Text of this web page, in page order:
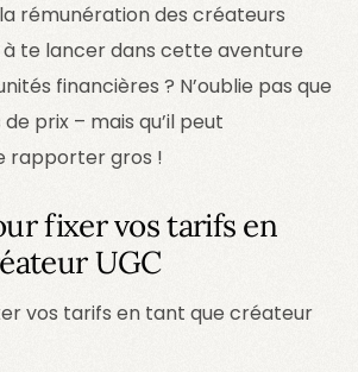
rémunération des créateurs
te lancer dans cette aventure
financières ? N’oublie pas que
prix – mais qu’il peut
rapporter gros !
fixer vos tarifs en
UGC
vos tarifs en tant que créateur